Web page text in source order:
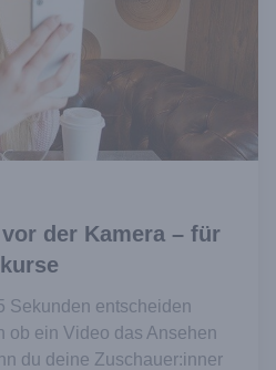
der Kamera – für
Sekunden entscheiden
ob ein Video das Ansehen
du deine Zuschauer:inner